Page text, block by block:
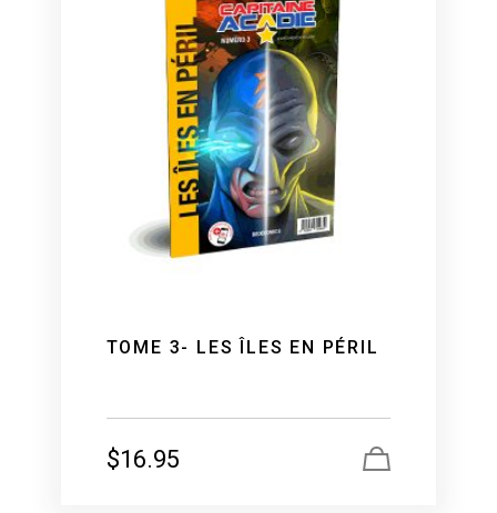
TOME 3- LES ÎLES EN PÉRIL
$16.95